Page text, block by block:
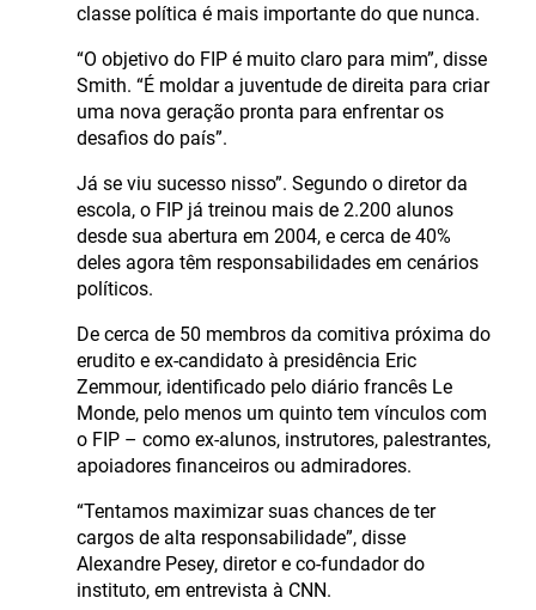
classe política é mais importante do que nunca.
“O objetivo do FIP é muito claro para mim”, disse
Smith. “É moldar a juventude de direita para criar
uma nova geração pronta para enfrentar os
desafios do país”.
Já se viu sucesso nisso”. Segundo o diretor da
escola, o FIP já treinou mais de 2.200 alunos
desde sua abertura em 2004, e cerca de 40%
deles agora têm responsabilidades em cenários
políticos.
De cerca de 50 membros da comitiva próxima do
erudito e ex-candidato à presidência Eric
Zemmour, identificado pelo diário francês Le
Monde, pelo menos um quinto tem vínculos com
o FIP – como ex-alunos, instrutores, palestrantes,
apoiadores financeiros ou admiradores.
“Tentamos maximizar suas chances de ter
cargos de alta responsabilidade”, disse
Alexandre Pesey, diretor e co-fundador do
instituto, em entrevista à CNN.